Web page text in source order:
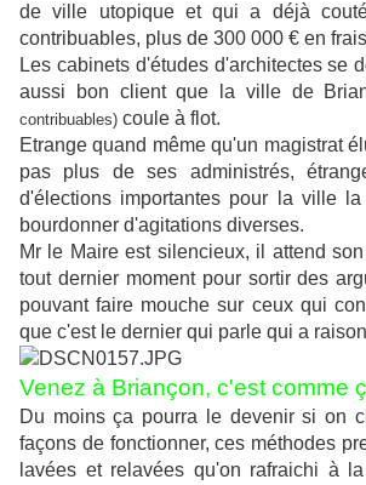
de ville utopique et qui a déjà
contribuables, plus de 300 000 € en
Les cabinets d'études d'architectes se
aussi bon client que la ville de
contribuables) coule à flot.
Etrange quand même qu'un magistrat
pas plus de ses administrés,
d'élections importantes pour la ville
bourdonner d'agitations diverses.
Mr le Maire est silencieux, il attend
tout dernier moment pour sortir des
pouvant faire mouche sur ceux qui
que c'est le dernier qui parle qui a
Venez à Briançon, c'est comme
Du moins ça pourra le devenir si on
façons de fonctionner, ces méthodes
lavées et relavées qu'on rafraichi à